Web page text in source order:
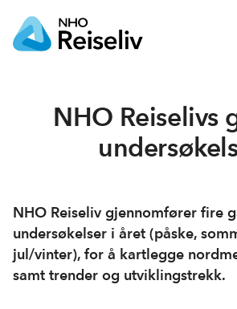
NHO Reiselivs
NHO Reiseliv gjennomfører fire
undersøkelser i året (påske,
jul/vinter), for å kartlegge
samt trender og utviklingstrekk.